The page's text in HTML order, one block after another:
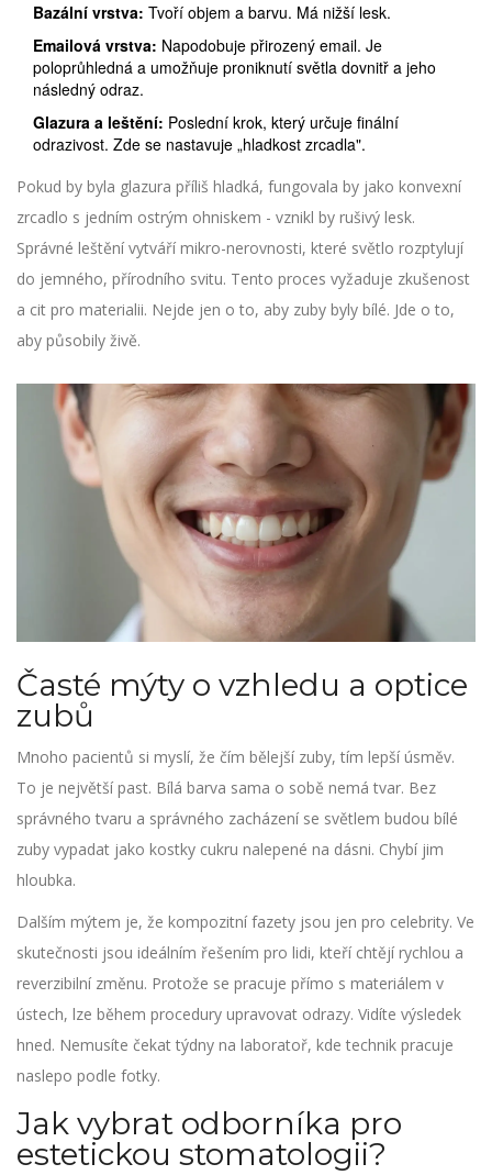
Bazální vrstva: Tvoří objem a barvu. Má nižší lesk.
Emailová vrstva: Napodobuje přirozený email. Je
poloprůhledná a umožňuje proniknutí světla dovnitř a jeho
následný odraz.
Glazura a leštění: Poslední krok, který určuje finální
odrazivost. Zde se nastavuje „hladkost zrcadla".
Pokud by byla glazura příliš hladká, fungovala by jako konvexní
zrcadlo s jedním ostrým ohniskem - vznikl by rušivý lesk.
Správné leštění vytváří mikro-nerovnosti, které světlo rozptylují
do jemného, přírodního svitu. Tento proces vyžaduje zkušenost
a cit pro materialii. Nejde jen o to, aby zuby byly bílé. Jde o to,
aby působily živě.
Časté mýty o vzhledu a optice
zubů
Mnoho pacientů si myslí, že čím bělejší zuby, tím lepší úsměv.
To je největší past. Bílá barva sama o sobě nemá tvar. Bez
správného tvaru a správného zacházení se světlem budou bílé
zuby vypadat jako kostky cukru nalepené na dásni. Chybí jim
hloubka.
Dalším mýtem je, že kompozitní fazety jsou jen pro celebrity. Ve
skutečnosti jsou ideálním řešením pro lidi, kteří chtějí rychlou a
reverzibilní změnu. Protože se pracuje přímo s materiálem v
ústech, lze během procedury upravovat odrazy. Vidíte výsledek
hned. Nemusíte čekat týdny na laboratoř, kde technik pracuje
naslepo podle fotky.
Jak vybrat odborníka pro
estetickou stomatologii?